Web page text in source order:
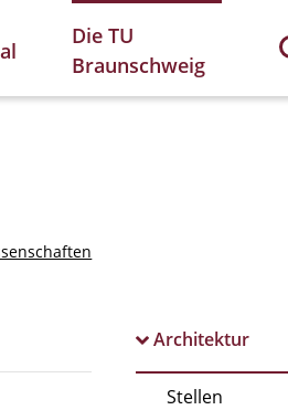
Die TU
Braunschweig
Architektur
Stellen